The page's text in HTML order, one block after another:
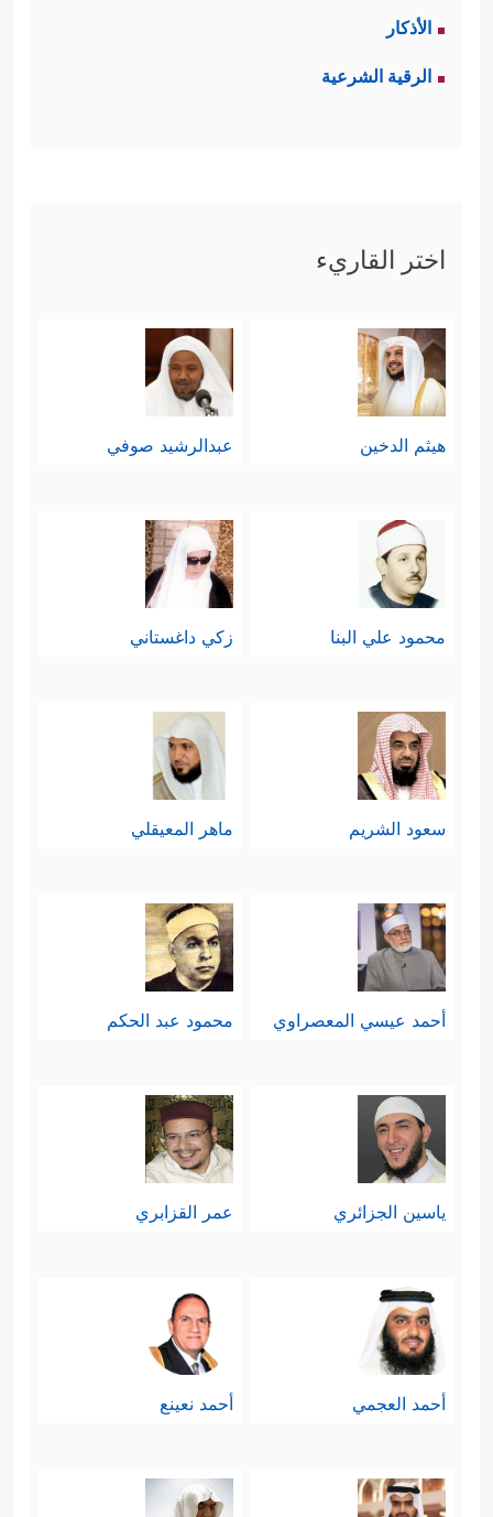
الأذكار
الرقية الشرعية
اختر القاريء
هيثم الدخين عبدالرشيد صوفي
محمود علي البنا زكي داغستاني
سعود الشريم ماهر المعيقلي
أحمد عيسي المعصراوي محمود عبد الحكم
ياسين الجزائري عمر القزابري
أحمد العجمي أحمد نعينع